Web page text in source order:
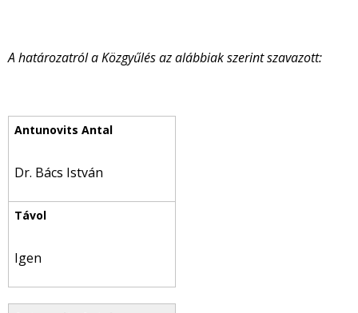
A határozatról a Közgyűlés az alábbiak szerint szavazott:
Dr. Bács István
Igen